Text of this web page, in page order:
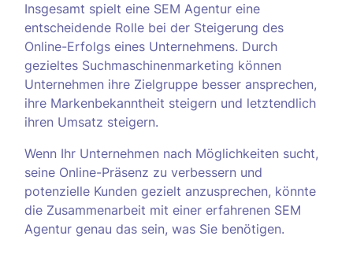
Insgesamt spielt eine SEM Agentur eine
entscheidende Rolle bei der Steigerung des
Online-Erfolgs eines Unternehmens. Durch
gezieltes Suchmaschinenmarketing können
Unternehmen ihre Zielgruppe besser ansprechen,
ihre Markenbekanntheit steigern und letztendlich
ihren Umsatz steigern.
Wenn Ihr Unternehmen nach Möglichkeiten sucht,
seine Online-Präsenz zu verbessern und
potenzielle Kunden gezielt anzusprechen, könnte
die Zusammenarbeit mit einer erfahrenen SEM
Agentur genau das sein, was Sie benötigen.